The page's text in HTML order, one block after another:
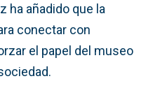
ha añadido que la
conectar con
el papel del museo